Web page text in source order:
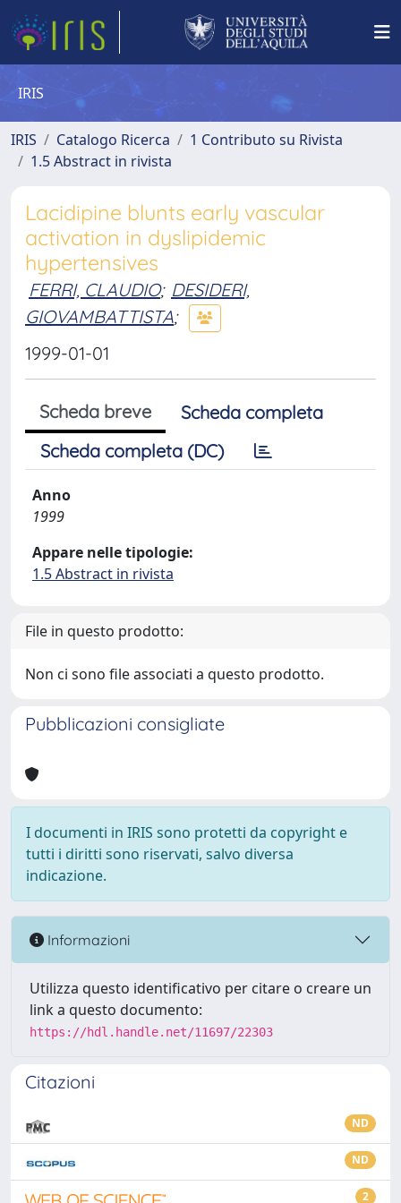
IRIS
IRIS Catalogo Ricerca
1 Contributo su Rivista
1.5 Abstract in rivista
Lacidipine blunts early vascular
activation in dyslipidemic
hypertensives
FERRI, CLAUDIO; DESIDERI,
GIOVAMBATTISTA;
1999-01-01
Scheda breve
Scheda completa
Scheda completa (DC)
Anno
1999
Appare nelle tipologie:
1.5 Abstract in rivista
File in questo prodotto:
Non ci sono file associati a questo prodotto.
Pubblicazioni consigliate
I documenti in IRIS sono protetti da copyright e
tutti i diritti sono riservati, salvo diversa
indicazione.
Informazioni
Utilizza questo identificativo per citare o creare un
link a questo documento:
https://hdl.handle.net/11697/22303
Citazioni
ND
ND
2